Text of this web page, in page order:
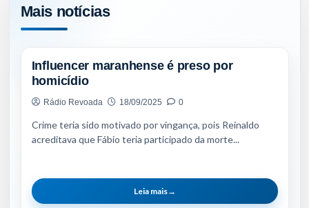
Mais notícias
Influencer maranhense é preso por
homicídio
Rádio Revoada 18/09/2025 0
Crime teria sido motivado por vingança, pois Reinaldo
acreditava que Fábio teria participado da morte...
Leia mais→